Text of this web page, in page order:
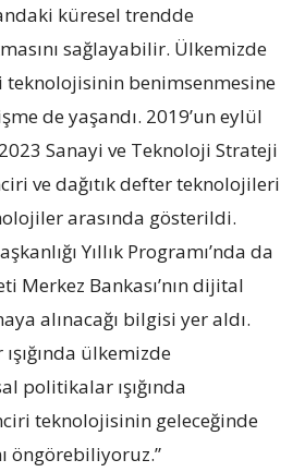
küresel trendde
sağlayabilir. Ülkemizde
teknolojisinin benimsenmesine
de yaşandı. 2019’un eylül
Sanayi ve Teknoloji Strateji
ve dağıtık defter teknolojileri
arasında gösterildi.
Yıllık Programı’nda da
Merkez Bankası’nın dijital
alınacağı bilgisi yer aldı.
ülkemizde
politikalar ışığında
teknolojisinin geleceğinde
öngörebiliyoruz.”